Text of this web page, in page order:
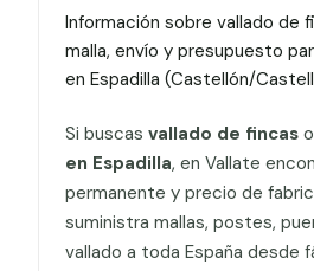
Información sobre vallado de
malla, envío y presupuesto
en Espadilla (Castellón/
Si buscas vallado de fincaso
en Espadilla, en Vallate
permanente y precio de
suministra mallas, postes,
vallado a toda España desde